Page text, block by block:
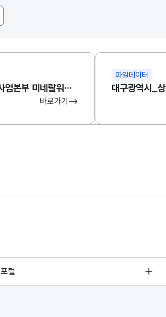
대구광역시_상수도사업본부 미네랄워터 청라수 홍보영상
바로가기
파일데이터
털
장